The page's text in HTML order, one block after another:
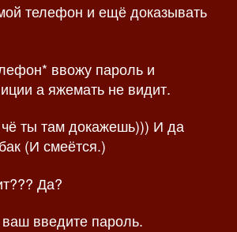
телефон и ещё доказывать
ввожу пароль и
а яжемать не видит.
ты там докажешь))) И да
(И смеётся.)
Да?
введите пароль.